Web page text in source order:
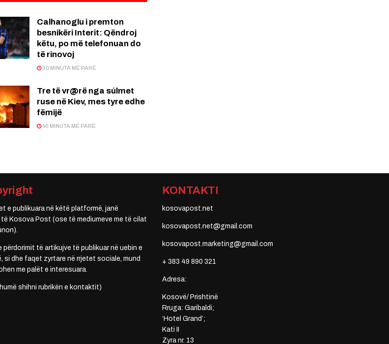
Calhanoglu i premton
besnikëri Interit: Qëndroj
këtu, po më telefonuan do
të rinovoj
30 MINUTA MË PARË
Tre të vr@rë nga súlmet
ruse në Kiev, mes tyre edhe
fëmijë
40 MINUTA MË PARË
e publikuara në këtë platformë, janë
të Kosova Post (ose të mediumeve me të cilat
përdorimit të artikujve të publikuar në uebin e
si dhe faqet zyrtare në rrjetet sociale, mund
me palët e interesuara.
shihni rubrikën e kontaktit)
KONTAKTI
kosovapost.net
kosovapost.net@gmail.com
kosovapost.marketing@gmail.com
+ 383 49 890 321
Adresa:
Kosovë/ Prishtinë
Rruga: Garibaldi;
‘Hotel Grand’;
Kati II
Zyra nr. 13